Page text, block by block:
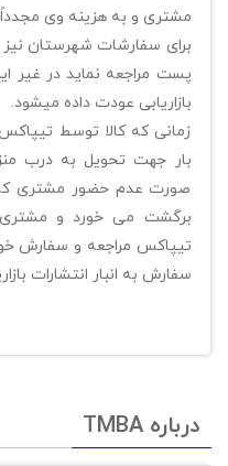
مشتری و به هزینه وی
برای سفارشات شهرستان نیز
پست مراجعه نماید در غیر
بازاریابی عودت داده میشود.
بار جهت تحویل به درب
صورت عدم حضور مشتری
تیپاکس مراجعه و سفارش
سفارش به انبار انتشارات
درباره TMBA